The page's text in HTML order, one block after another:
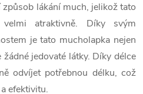
lákání much, jelikož tato
atraktivně. Díky svým
je tato mucholapka nejen
jedovaté látky. Díky délce
odvíjet potřebnou délku, což
efektivitu.